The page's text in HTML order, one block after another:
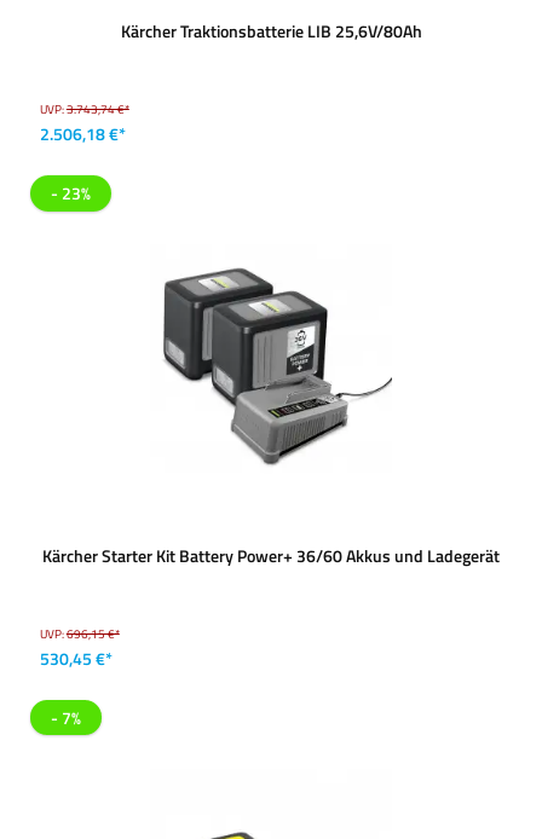
Kärcher Traktionsbatterie LIB 25,6V/80Ah
UVP:3.743,74 €*
2.506,18 €*
- 23%
Kärcher Starter Kit Battery Power+ 36/60 Akkus und Ladegerät
UVP:696,15 €*
530,45 €*
- 7%